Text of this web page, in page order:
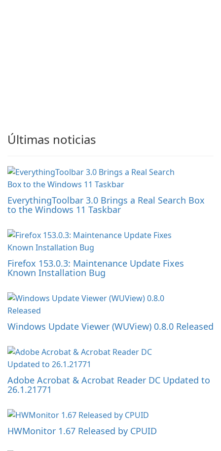
Últimas noticias
EverythingToolbar 3.0 Brings a Real Search Box
to the Windows 11 Taskbar
Firefox 153.0.3: Maintenance Update Fixes
Known Installation Bug
Windows Update Viewer (WUView) 0.8.0 Released
Adobe Acrobat & Acrobat Reader DC Updated to
26.1.21771
HWMonitor 1.67 Released by CPUID